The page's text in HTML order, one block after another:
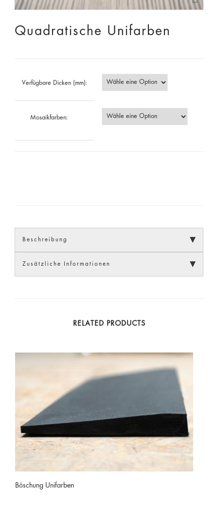
Quadratische Unifarben
Verfügbare Dicken (mm):
Mosaikfarben:
Beschreibung
Zusätzliche Informationen
RELATED PRODUCTS
Böschung Unifarben